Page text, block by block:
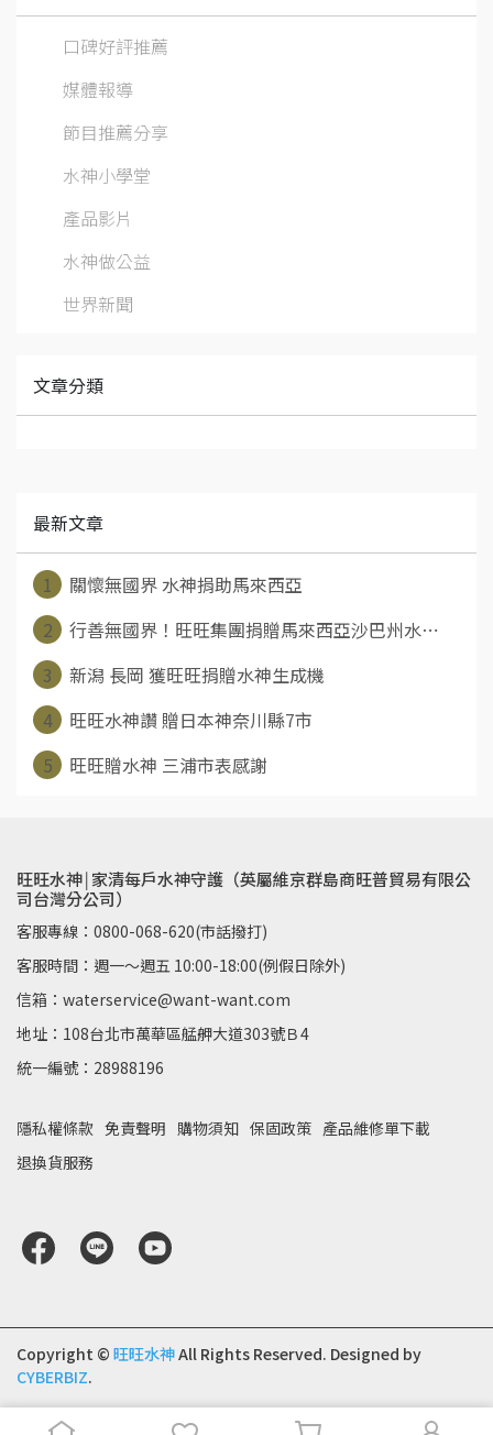
口碑好評推薦
媒體報導
節目推薦分享
水神小學堂
產品影片
水神做公益
世界新聞
文章分類
最新文章
1
關懷無國界 水神捐助馬來西亞
2
行善無國界！旺旺集團捐贈馬來西亞沙巴州水⋯
3
新潟 長岡 獲旺旺捐贈水神生成機
4
旺旺水神讚 贈日本神奈川縣7市
5
旺旺贈水神 三浦市表感謝
旺旺水神￨家清每戶水神守護（英屬維京群島商旺普貿易有限公
司台灣分公司）
客服專線：0800-068-620(市話撥打)
客服時間：週一～週五 10:00-18:00(例假日除外)
信箱：waterservice@want-want.com
地址：108台北市萬華區艋舺大道303號Ｂ4
統一編號：28988196
隱私權條款 免責聲明 購物須知 保固政策 產品維修單下載
退換貨服務
Copyright © 旺旺水神All Rights Reserved. Designed by
CYBERBIZ.